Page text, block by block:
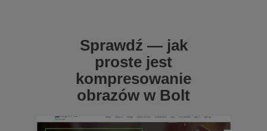
Sprawdź — jak
proste jest
kompresowanie
obrazów w Bolt